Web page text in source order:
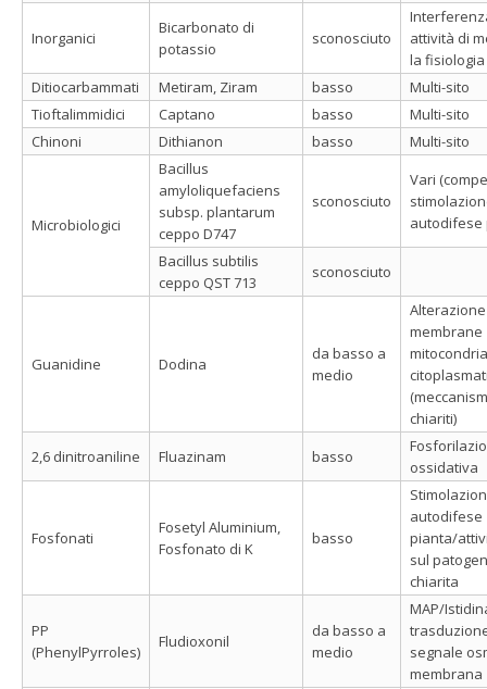
Inorganici
Bicarbonato di
potassio
sconosciuto
attività di
la
Ditiocarbammati
Metiram, Ziram basso
Multi-sito
Tioftalimmidici
Captano basso
Multi-sito
Chinoni
Dithianon basso Multi-sito
Microbiologici
Bacillus
amyloliquefaciens
subsp. plantarum
ceppo D747
sconosciuto
Vari
autodifese
Bacillus subtilis
ceppo QST 713
sconosciuto
Guanidine Dodina
da basso a
medio
Alterazione
membrane
chiariti)
2,6 dinitroaniline
Fluazinam basso
ossidativa
Fosfonati
Fosetyl Aluminium,
Fosfonato di K
basso
autodifese
pianta/
sul
chiarita
PP
(PhenylPyrroles)
Fludioxonil
da basso a
medio
MAP/
segnale
membrana